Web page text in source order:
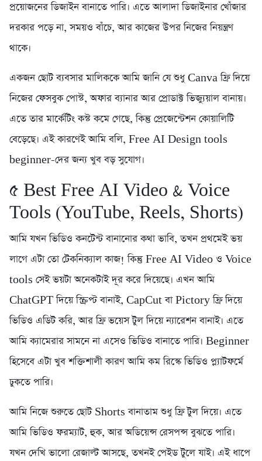
প্রয়োজনের ডিজাইন বানাতে পারি। এতে আলাদা ডিজাইনার খোঁজার
দরকার পড়ে না, সময়ও বাঁচে, আর কাজের উপর নিজের নিয়ন্ত্রণ
থাকে।
একজন ছোট ব্যবসার মালিককে আমি জানি যে শুধু Canva ফ্রি দিয়ে
নিজের ফেসবুক পোস্ট, অফার ব্যানার আর প্রোডাক্ট ভিজ্যুয়াল বানায়।
এতে তার মার্কেটিং কস্ট কমে গেছে, কিন্তু প্রেজেন্টেশন কোয়ালিটি
বেড়েছে। এই কারণেই আমি বলি, Free AI Design tools
beginner-দের জন্য খুব বড় সুযোগ।
৫️ Best Free AI Video & Voice
Tools (YouTube, Reels, Shorts)
আমি যখন ভিডিও কনটেন্ট বানানোর কথা ভাবি, তখন প্রথমেই ভয়
লাগে এটা তো টেকনিক্যাল কাজ! কিন্তু Free AI Video ও Voice
tools সেই ভয়টা অনেকটাই দূর করে দিয়েছে। এখন আমি
ChatGPT দিয়ে স্ক্রিপ্ট বানাই, CapCut বা Pictory ফ্রি দিয়ে
ভিডিও এডিট করি, আর ফ্রি ভয়েস টুল দিয়ে ন্যারেশন বানাই। এতে
আমি ক্যামেরার সামনে না এসেও ভিডিও বানাতে পারি। Beginner
হিসেবে এটা খুব শক্তিশালী কারণ আমি কম রিস্কে ভিডিও প্ল্যাটফর্মে
ঢুকতে পারি।
আমি নিজে শুরুতে ছোট Shorts বানাতাম শুধু ফ্রি টুল দিয়ে। এতে
আমি ভিডিও ফরম্যাট, হুক, আর অডিয়েন্স রেসপন্স বুঝতে পারি।
যখন দেখি ভালো রেজাল্ট আসছে, তখনই পেইড টুলে যাই। এই ধাপে